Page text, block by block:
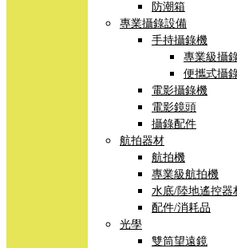
防潮箱
專業攝錄設備
手持攝錄機
專業級攝
便攜式攝
電影攝錄機
電影鏡頭
攝錄配件
航拍器材
航拍機
專業級航拍機
水底/陸地遙控器
配件/消耗品
光學
雙筒望遠鏡